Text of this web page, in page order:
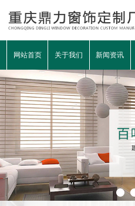
网站首页 关于我们 新闻资讯